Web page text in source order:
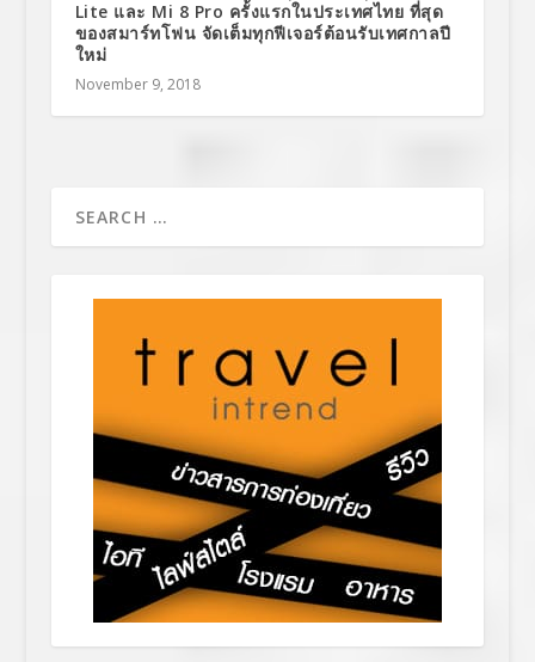
Lite และ Mi 8 Pro ครั้งแรกในประเทศไทย ที่สุด
ของสมาร์ทโฟน จัดเต็มทุกฟีเจอร์ต้อนรับเทศกาลปี
ใหม่
November 9, 2018